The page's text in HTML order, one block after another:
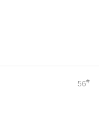
56#